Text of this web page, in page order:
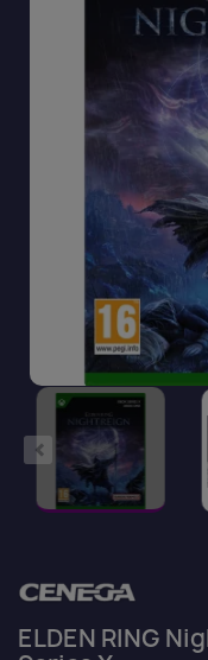
ELDEN RING